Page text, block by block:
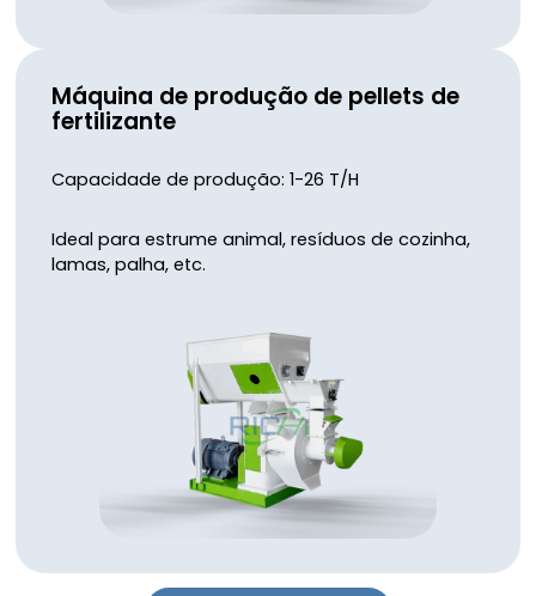
Máquina de produção de pellets de
fertilizante
Capacidade de produção: 1-26 T/H
Ideal para estrume animal, resíduos de cozinha,
lamas, palha, etc.